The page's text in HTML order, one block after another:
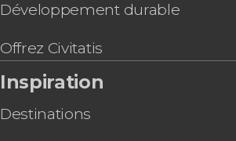
Développement durable
Offrez Civitatis
Inspiration
Destinations